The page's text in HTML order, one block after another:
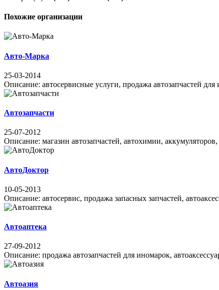
Похожие организации
Авто-Марка
25-03-2014
Описание: автосервисные услуги, продажа автозапчастей
Автозапчасти
25-07-2012
Описание: магазин автозапчастей, автохимии,
АвтоДоктор
10-05-2013
Описание: автосервис, продажа запасных запчастей,
Автоаптека
27-09-2012
Описание: продажа автозапчастей для иномарок,
Автоазия